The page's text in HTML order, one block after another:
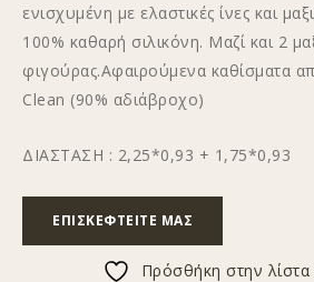
ενισχυμένη με ελαστικές ίνες και
100% καθαρή σιλικόνη. Μαζί και 2
φιγούρας.Αφαιρούμενα καθίσματα
Clean (90% αδιάβροχο)
ΔΙΑΣΤΑΣΗ : 2,25*0,93 + 1,75*0,93
ΕΠΙΣΚΕΦΤΕΊΤΕ ΜΑΣ
Πρόσθήκη στην λίστα